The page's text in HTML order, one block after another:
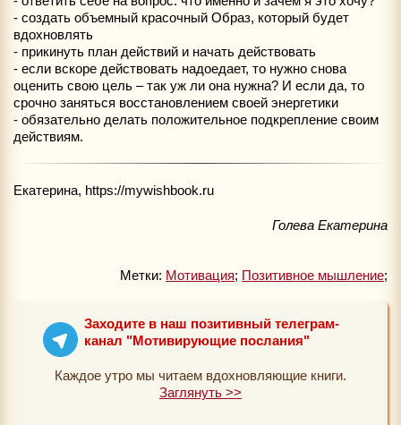
- создать объемный красочный Образ, который будет
вдохновлять
- прикинуть план действий и начать действовать
- если вскоре действовать надоедает, то нужно снова
оценить свою цель – так уж ли она нужна? И если да, то
срочно заняться восстановлением своей энергетики
- обязательно делать положительное подкрепление своим
действиям.
Екатерина, https://mywishbook.ru
Голева Екатерина
Метки: Мотивация; Позитивное мышление;
Заходите в наш позитивный телеграм-
канал "Мотивирующие послания"
Каждое утро мы читаем вдохновляющие книги.
Заглянуть >>